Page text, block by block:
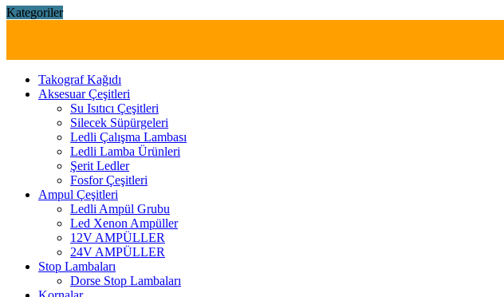
Kategoriler
Takograf Kağıdı
Aksesuar Çeşitleri
Su Isıtıcı Çeşitleri
Silecek Süpürgeleri
Ledli Çalışma Lambası
Ledli Lamba Ürünleri
Şerit Ledler
Fosfor Çeşitleri
Ampul Çeşitleri
Ledli Ampül Grubu
Led Xenon Ampüller
12V AMPÜLLER
24V AMPÜLLER
Stop Lambaları
Dorse Stop Lambaları